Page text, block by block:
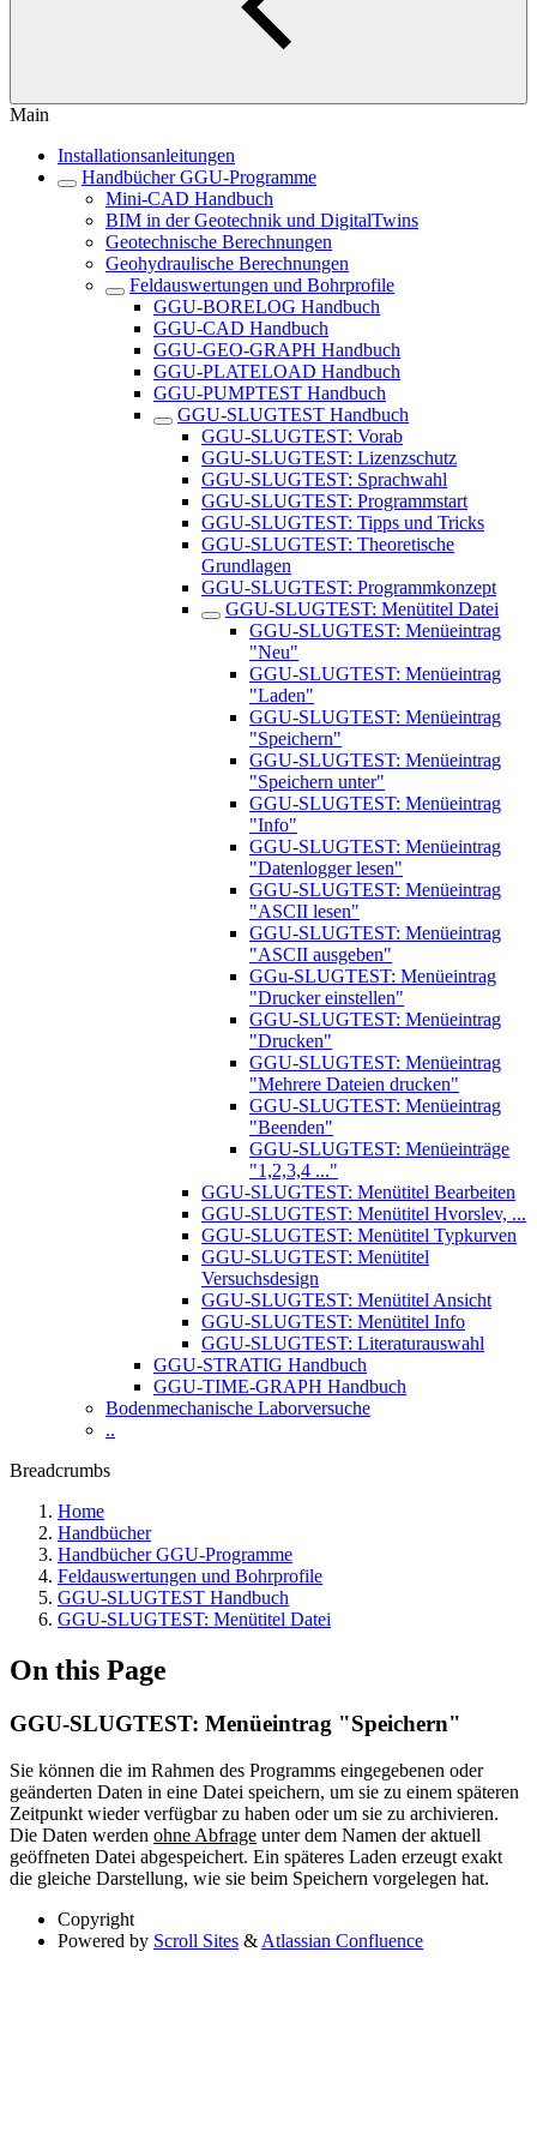
Main
Installationsanleitungen
Handbücher GGU-Programme
Mini-CAD Handbuch
BIM in der Geotechnik und DigitalTwins
Geotechnische Berechnungen
Geohydraulische Berechnungen
Feldauswertungen und Bohrprofile
GGU-BORELOG Handbuch
GGU-CAD Handbuch
GGU-GEO-GRAPH Handbuch
GGU-PLATELOAD Handbuch
GGU-PUMPTEST Handbuch
GGU-SLUGTEST Handbuch
GGU-SLUGTEST: Vorab
GGU-SLUGTEST: Lizenzschutz
GGU-SLUGTEST: Sprachwahl
GGU-SLUGTEST: Programmstart
GGU-SLUGTEST: Tipps und Tricks
GGU-SLUGTEST: Theoretische
Grundlagen
GGU-SLUGTEST: Programmkonzept
GGU-SLUGTEST: Menütitel Datei
GGU-SLUGTEST: Menüeintrag
"Neu"
GGU-SLUGTEST: Menüeintrag
"Laden"
GGU-SLUGTEST: Menüeintrag
"Speichern"
GGU-SLUGTEST: Menüeintrag
"Speichern unter"
GGU-SLUGTEST: Menüeintrag
"Info"
GGU-SLUGTEST: Menüeintrag
"Datenlogger lesen"
GGU-SLUGTEST: Menüeintrag
"ASCII lesen"
GGU-SLUGTEST: Menüeintrag
"ASCII ausgeben"
GGu-SLUGTEST: Menüeintrag
"Drucker einstellen"
GGU-SLUGTEST: Menüeintrag
"Drucken"
GGU-SLUGTEST: Menüeintrag
"Mehrere Dateien drucken"
GGU-SLUGTEST: Menüeintrag
"Beenden"
GGU-SLUGTEST: Menüeinträge
"1,2,3,4 ..."
GGU-SLUGTEST: Menütitel Bearbeiten
GGU-SLUGTEST: Menütitel Hvorslev, ...
GGU-SLUGTEST: Menütitel Typkurven
GGU-SLUGTEST: Menütitel
Versuchsdesign
GGU-SLUGTEST: Menütitel Ansicht
GGU-SLUGTEST: Menütitel Info
GGU-SLUGTEST: Literaturauswahl
GGU-STRATIG Handbuch
GGU-TIME-GRAPH Handbuch
Bodenmechanische Laborversuche
..
Breadcrumbs
Home
Handbücher
Handbücher GGU-Programme
Feldauswertungen und Bohrprofile
GGU-SLUGTEST Handbuch
GGU-SLUGTEST: Menütitel Datei
On this Page
GGU-SLUGTEST: Menüeintrag "Speichern"
Sie können die im Rahmen des Programms eingegebenen oder
geänderten Daten in eine Datei speichern, um sie zu einem späteren
Zeitpunkt wieder verfügbar zu haben oder um sie zu archivieren.
Die Daten werden ohne Abfrage unter dem Namen der aktuell
geöffneten Datei abgespeichert. Ein späteres Laden erzeugt exakt
die gleiche Darstellung, wie sie beim Speichern vorgelegen hat.
Copyright
Powered by Scroll Sites & Atlassian Confluence